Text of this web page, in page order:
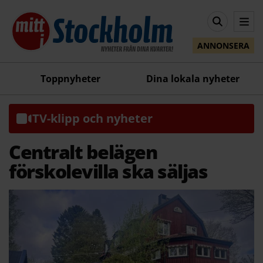
ANNONSERA
Toppnyheter Dina lokala nyheter
TV-klipp och nyheter
Centralt belägen
förskolevilla ska säljas